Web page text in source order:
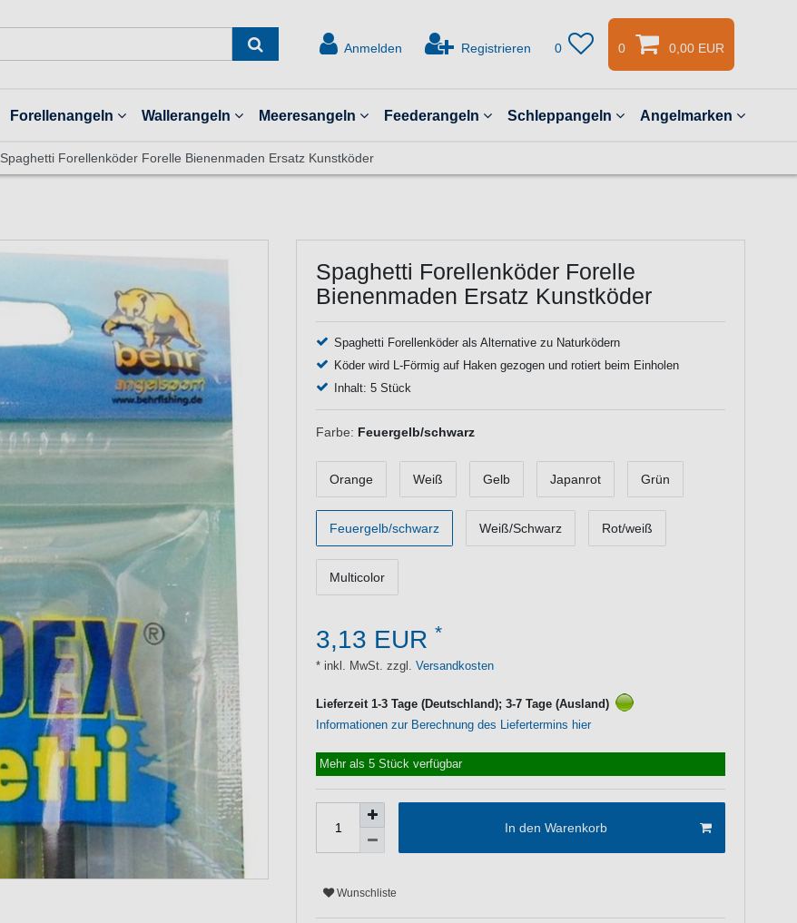
Anmelden Registrieren 0 0 0,00 EUR
Forellenangeln Wallerangeln Meeresangeln Feederangeln Schleppangeln Angelmarken
Spaghetti Forellenköder Forelle Bienenmaden Ersatz Kunstköder
Spaghetti Forellenköder Forelle
Bienenmaden Ersatz Kunstköder
Spaghetti Forellenköder als Alternative zu Naturködern
Köder wird L-Förmig auf Haken gezogen und rotiert beim Einholen
Inhalt: 5 Stück
Farbe: Feuergelb/schwarz
Orange Weiß Gelb Japanrot Grün
Feuergelb/schwarz Weiß/Schwarz Rot/weiß
Multicolor
3,13 EUR *
* inkl. MwSt. zzgl. Versandkosten
Lieferzeit 1-3 Tage (Deutschland); 3-7 Tage (Ausland)
Informationen zur Berechnung des Liefertermins hier
Mehr als 5 Stück verfügbar
In den Warenkorb
Wunschliste